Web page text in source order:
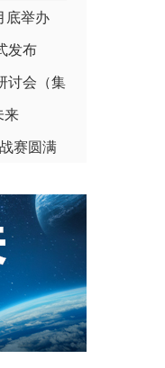
底举办
发布
讨会（集
来
赛圆满